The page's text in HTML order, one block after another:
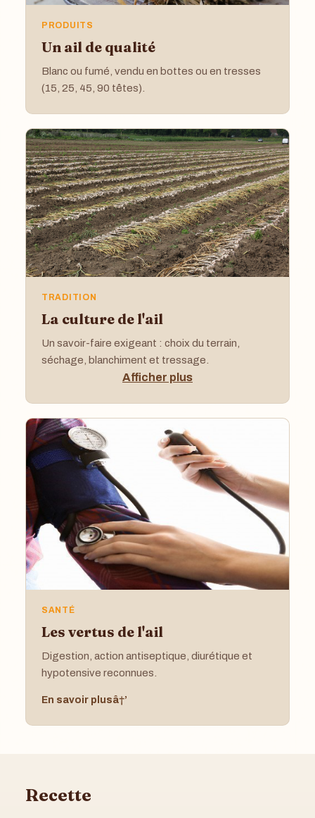
PRODUITS
Un ail de qualité
Blanc ou fumé, vendu en bottes ou en tresses
(15, 25, 45, 90 têtes).
TRADITION
La culture de l'ail
Un savoir-faire exigeant : choix du terrain,
séchage, blanchiment et tressage.
Afficher plus
SANTÉ
Les vertus de l'ail
Digestion, action antiseptique, diurétique et
hypotensive reconnues.
En savoir plus
Recette